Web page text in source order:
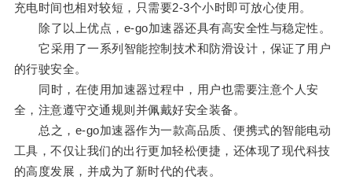
充电时间也相对较短，只需要2-3个小时即可放心使用。
除了以上优点，e-go加速器还具有高安全性与稳定性。
它采用了一系列智能控制技术和防滑设计，保证了用户
的行驶安全。
同时，在使用加速器过程中，用户也需要注意个人安
全，注意遵守交通规则并佩戴好安全装备。
总之，e-go加速器作为一款高品质、便携式的智能电动
工具，不仅让我们的出行更加轻松便捷，还体现了现代科技
的高度发展，并成为了新时代的代表。